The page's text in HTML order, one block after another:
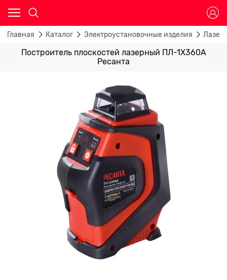
Главная Каталог Электроустановочные изделия
Построитель плоскостей лазерный ПЛ-1Х360А
Ресанта